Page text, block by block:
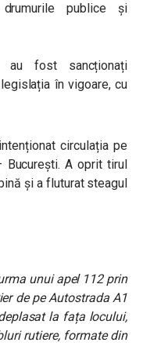
publice și
fost sancționați
în vigoare, cu
circulația pe
A oprit tirul
și a fluturat steagul
unui apel 112 prin
de pe Autostrada A1
la fața locului,
rutiere, formate din